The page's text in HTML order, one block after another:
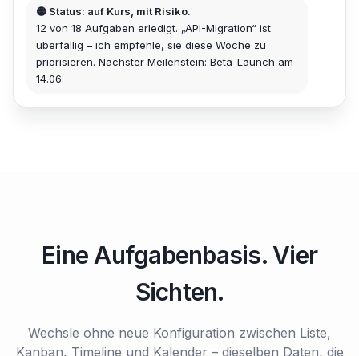
🟡 Status: auf Kurs, mit Risiko.
12 von 18 Aufgaben erledigt. „API-Migration“ ist
überfällig – ich empfehle, sie diese Woche zu
priorisieren. Nächster Meilenstein: Beta-Launch am
14.06.
Eine Aufgabenbasis. Vier
Sichten.
Wechsle ohne neue Konfiguration zwischen Liste,
Kanban, Timeline und Kalender – dieselben Daten, die